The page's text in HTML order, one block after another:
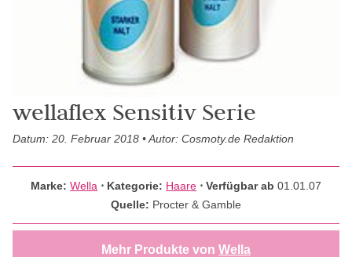
wellaflex Sensitiv Serie
Datum: 20. Februar 2018 • Autor: Cosmoty.de Redaktion
Marke: Wella ⋅ Kategorie: Haare ⋅ Verfügbar ab 01.01.07
Quelle: Procter & Gamble
Mehr Produkte von Wella